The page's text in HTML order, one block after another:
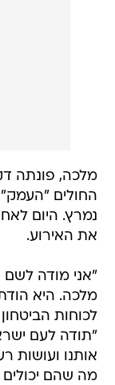
מלכה, פונתה
החולים
נמרץ. היום
את האירוע.
"אני מודה לשם
מלכה. היא
לכוחות
"תודה לעם
אותנו ועושות
מה שהם יכולים